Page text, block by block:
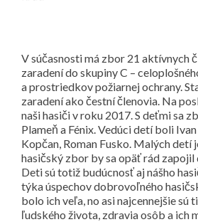
V súčasnosti má zbor 21 aktívnych
zaradení do skupiny C –
a prostriedkov požiarnej ochrany.
zaradení ako čestní členovia. Na
naši hasiči v roku 2017. S deťmi sa
Plameň a Fénix. Vedúci detí boli
Kopčan, Roman Fusko. Malých detí
hasičský zbor by sa opäť rád
Deti sú totiž budúcnosť aj nášho
týka úspechov dobrovoľného
bolo ich veľa, no asi najcennejšie sú
ľudského života, zdravia osôb a ich